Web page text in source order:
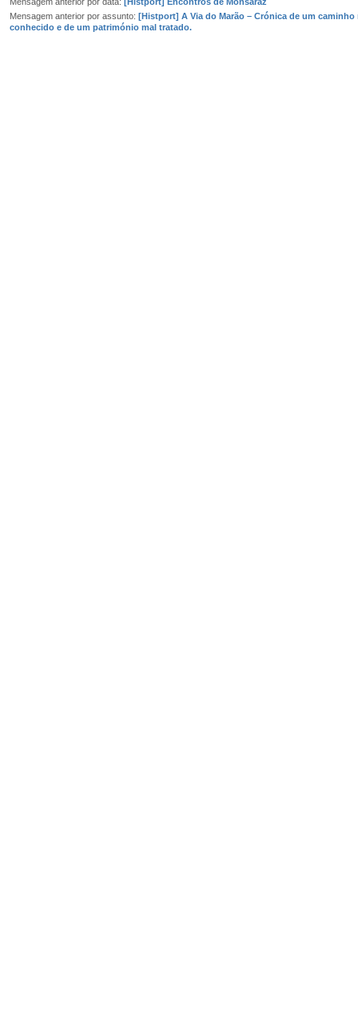
Mensagem anterior por assunto: [Histport] A Via do Marão – Crónica de um caminho
conhecido e de um património mal tratado.